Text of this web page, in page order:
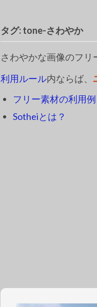
タグ:tone-さわやか
さわやかな画像のフリ
利用ルール内ならば、
フリー素材の利用例
Sotheiとは？